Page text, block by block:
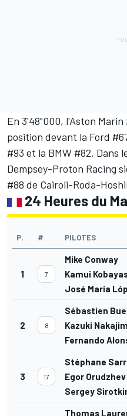
En 3'48"000, l'Aston
position devant la Ford
#93 et la BMW #82. Dans
Dempsey-Proton Racing
#88 de Cairoli-Roda-
24 Heures du
P. # PILOTES
1 7
Mike Conway
Kamui
José María
2 8
Sébastien
Kazuki
Fernando
3 17
Stéphane
Egor Orudzhev
Sergey
Thomas